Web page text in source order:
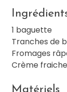
1 baguette
Tranches de
Fromages
Crème fraiche